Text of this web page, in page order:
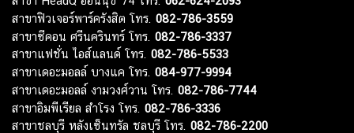
สาขาฟิวเจอร์พาร์ครังสิต โทร. 082-786-3559
สาขาซีคอน ศรีนครินทร์ โทร. 082-786-3337
สาขาแฟชั่น ไอส์แลนด์ โทร. 082-786-5533
สาขาเดอะมอลล์ บางแค โทร. 084-977-9994
สาขาเดอะมอลล์ งามวงศ์วาน โทร. 082-786-7744
สาขาอิมพีเรียล สำโรง โทร. 082-786-3336
สาขาชลบุรี หลังเซ็นทรัล ชลบุรี โทร. 082-786-2200